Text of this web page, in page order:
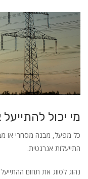
מי יכול
כל מפעל, מבנה מסחרי או
התייעלות אנרגטית.
נהוג לסווג את תחום